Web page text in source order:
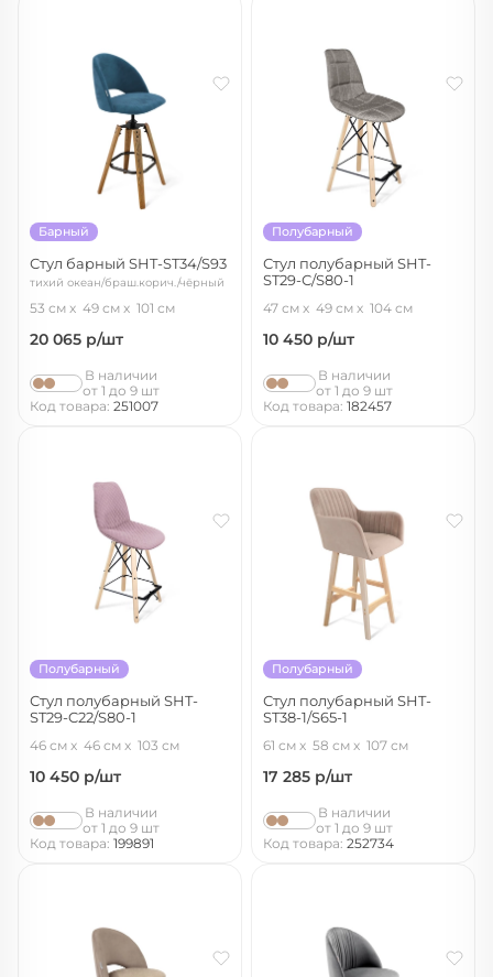
Барный
Стул барный SHT-ST34/S93
тихий океан/браш.корич./чёрный
муар
53 см 49 см 101 см
20 065 р/шт
В наличии
от 1 до 9 шт
Код товара: 251007
Полубарный
Стул полубарный SHT-
ST29-С/S80-1
черный муар
47 см 49 см 104 см
10 450 р/шт
В наличии
от 1 до 9 шт
Код товара: 182457
Полубарный
Стул полубарный SHT-
ST29-C22/S80-1
черный муар
46 см 46 см 103 см
10 450 р/шт
В наличии
от 1 до 9 шт
Код товара: 199891
Полубарный
Стул полубарный SHT-
ST38-1/S65-1
61 см 58 см 107 см
17 285 р/шт
В наличии
от 1 до 9 шт
Код товара: 252734